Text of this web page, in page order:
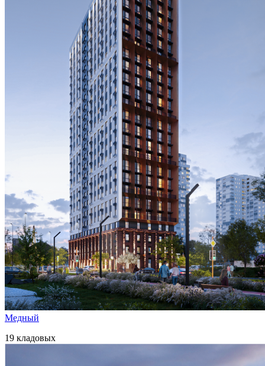
Медный
19 кладовых